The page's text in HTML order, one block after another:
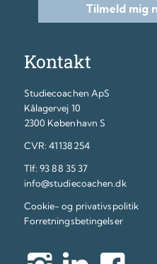
Tilmeld mig
Kontakt
Studiecoachen ApS
Kålagervej 10
2300 København S
CVR: 41138254
Tlf:93 88 35 37
info@studiecoachen.dk
Cookie- og privativspolitik
Forretningsbetingelser